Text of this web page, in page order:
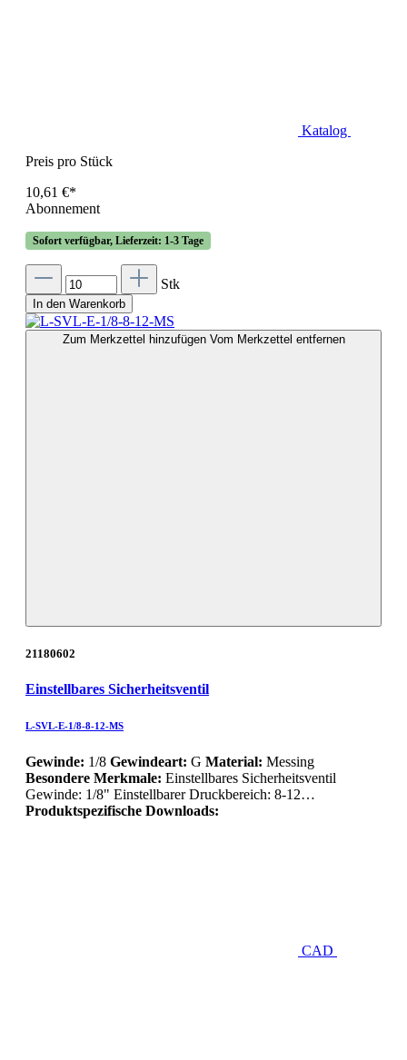
Katalog
Preis pro Stück
10,61 €*
Abonnement
Sofort verfügbar, Lieferzeit: 1-3 Tage
Stk
In den Warenkorb
Zum Merkzettel hinzufügen Vom Merkzettel entfernen
21180602
Einstellbares Sicherheitsventil
L-SVL-E-1/8-8-12-MS
Gewinde: 1/8 Gewindeart: G Material: Messing
Besondere Merkmale: Einstellbares Sicherheitsventil
Gewinde: 1/8" Einstellbarer Druckbereich: 8-12…
Produktspezifische Downloads:
CAD